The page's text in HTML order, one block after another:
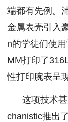
端都有先例。
金属表壳引入
n的学徒们使
MM打印了
性打印腕表呈现
这项技术甚
chanistic推出